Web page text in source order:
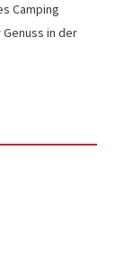
Camping
in der